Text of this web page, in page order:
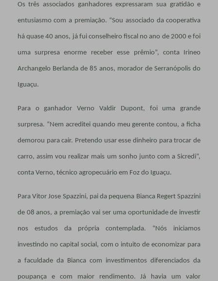
Os três associados ganhadores expressaram sua gratidão e
entusiasmo com a premiação. “Sou associado da cooperativa
há quase 40 anos, já fui conselheiro fiscal no ano de 2000 e foi
uma surpresa enorme receber esse prêmio”, conta Irineo
Archangelo Berlanda de 85 anos, morador de Serranópolis do
Iguaçu.
Para o ganhador Verno Valdir Dupont, foi uma grande
surpresa. “Nem acreditei quando meu gerente contou, a ficha
demorou para cair. Pretendo usar esse dinheiro para trocar de
carro, assim vou realizar mais um sonho junto com a Sicredi”,
conta Verno, técnico agropecuário em Foz do Iguaçu.
Para Vitor Jose Spazzini, pai da pequena Bianca Regert Spazzini
de 08 anos, a premiação vai ser uma oportunidade de investir
nos estudos da própria contemplada. “Nós iniciamos
investindo no capital social, com o intuito de economizar para
a faculdade da Bianca com investimentos diferenciados da
poupança e com maior rendimento. Já havia um valor